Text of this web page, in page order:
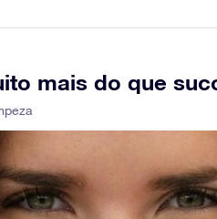
mais do que